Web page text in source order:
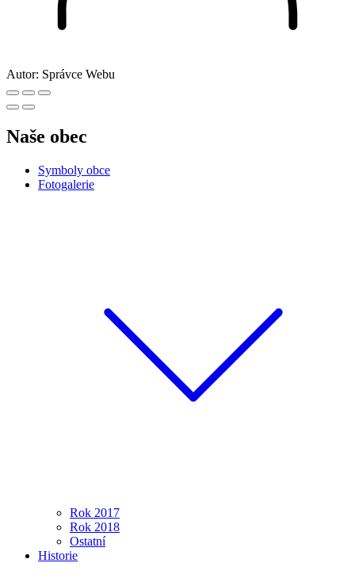
Autor: Správce Webu
Naše obec
Symboly obce
Fotogalerie
Rok 2017
Rok 2018
Ostatní
Historie